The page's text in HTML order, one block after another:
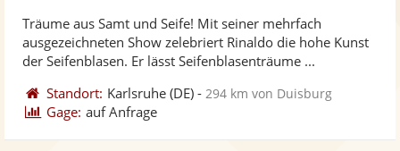
Träume aus Samt und Seife! Mit seiner mehrfach
ausgezeichneten Show zelebriert Rinaldo die hohe Kunst
der Seifenblasen. Er lässt Seifenblasenträume ...
Standort: Karlsruhe (DE) - 294 km von Duisburg
Gage: auf Anfrage